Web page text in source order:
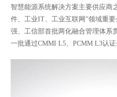
智慧能源系统解决方案主要供应商
件、工业IT、工业互联网”领域重
强、工信部首批两化融合管理体系
一批通过CMMI L5、PCMM L3认证